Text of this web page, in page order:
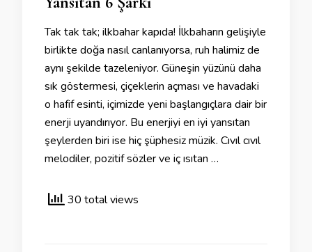
Tak tak tak; ilkbahar kapıda! İlkbaharın gelişiyle
birlikte doğa nasıl canlanıyorsa, ruh halimiz de
aynı şekilde tazeleniyor. Güneşin yüzünü daha
sık göstermesi, çiçeklerin açması ve havadaki
o hafif esinti, içimizde yeni başlangıçlara dair bir
enerji uyandırıyor. Bu enerjiyi en iyi yansıtan
şeylerden biri ise hiç şüphesiz müzik. Cıvıl cıvıl
melodiler, pozitif sözler ve iç ısıtan …
30 total views